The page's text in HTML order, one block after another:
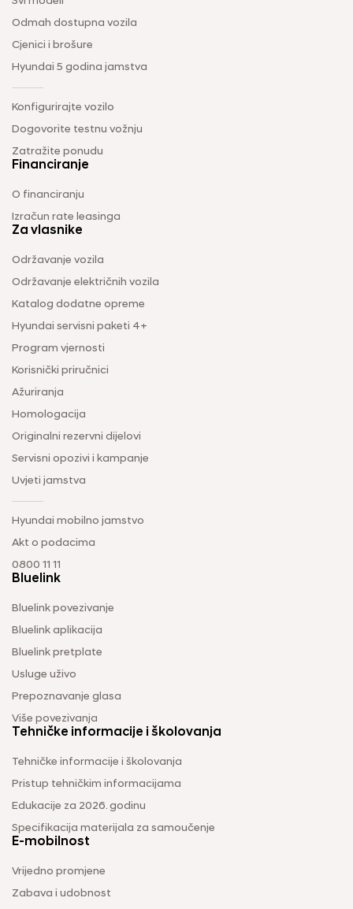
Odmah dostupna vozila
Cjenici i brošure
Hyundai 5 godina jamstva
Konfigurirajte vozilo
Dogovorite testnu vožnju
Zatražite ponudu
Financiranje
O financiranju
Izračun rate leasinga
Za vlasnike
Održavanje vozila
Održavanje električnih vozila
Katalog dodatne opreme
Hyundai servisni paketi 4+
Program vjernosti
Korisnički priručnici
Ažuriranja
Homologacija
Originalni rezervni dijelovi
Servisni opozivi i kampanje
Uvjeti jamstva
Hyundai mobilno jamstvo
Akt o podacima
0800 11 11
Bluelink
Bluelink povezivanje
Bluelink aplikacija
Bluelink pretplate
Usluge uživo
Prepoznavanje glasa
Više povezivanja
Tehničke informacije i školovanja
Tehničke informacije i školovanja
Pristup tehničkim informacijama
Edukacije za 2026. godinu
Specifikacija materijala za samoučenje
E-mobilnost
Vrijedno promjene
Zabava i udobnost